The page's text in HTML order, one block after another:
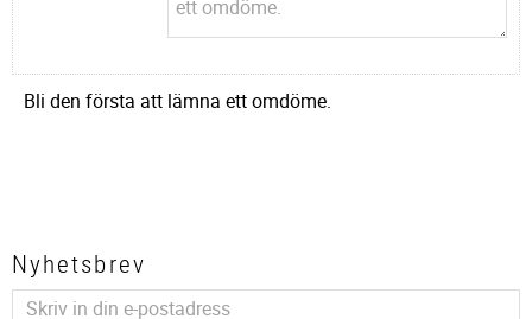
Bli den första att lämna ett omdöme.
Nyhetsbrev